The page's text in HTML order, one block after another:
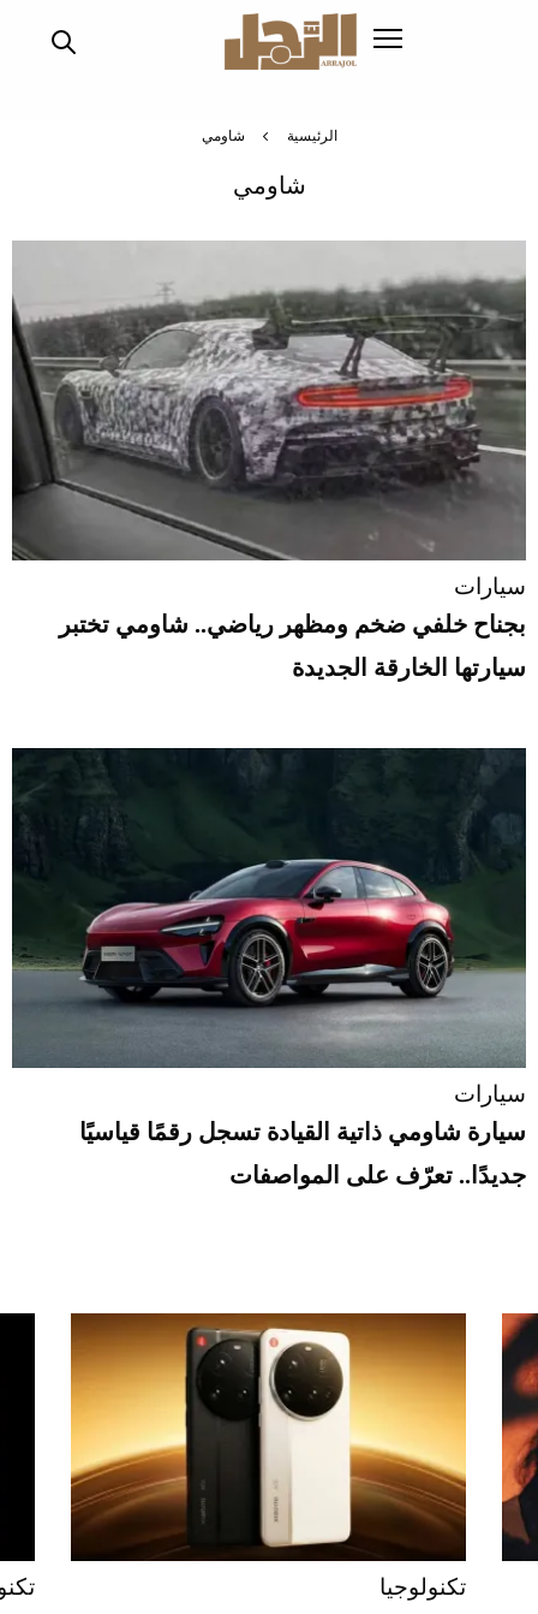
الرئيسية شاومي
شاومي
سيارات
بجناح خلفي ضخم ومظهر رياضي.. شاومي تختبر
سيارتها الخارقة الجديدة
سيارات
سيارة شاومي ذاتية القيادة تسجل رقمًا قياسيًا
جديدًا.. تعرّف على المواصفات
تكنولوجيا